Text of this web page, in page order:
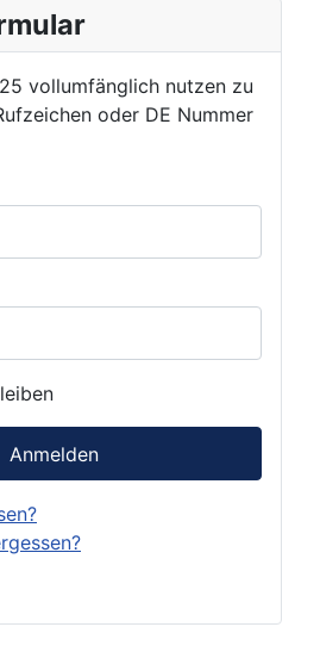
vollumfänglich nutzen zu
oder DE Nummer
Anmelden